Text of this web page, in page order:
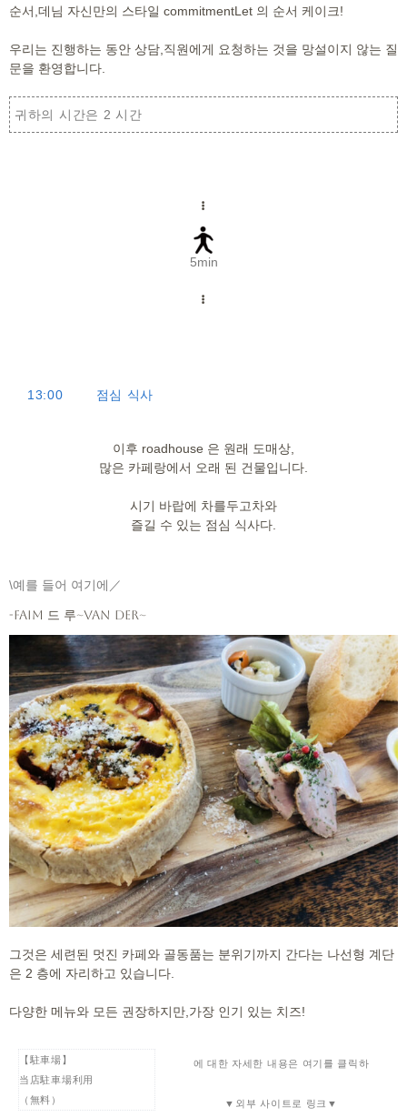
순서,데님 자신만의 스타일 commitmentLet 의 순서 케이크!
우리는 진행하는 동안 상담,직원에게 요청하는 것을 망설이지 않는 질
문을 환영합니다.
귀하의 시간은 2 시간
5min
13:00 점심 식사
이후 roadhouse 은 원래 도매상,
많은 카페랑에서 오래 된 건물입니다.
시기 바랍에 차를두고차와
즐길 수 있는 점심 식사다.
\예를 들어 여기에／
-faim 드 루~Van der~
그것은 세련된 멋진 카페와 골동품는 분위기까지 간다는 나선형 계단
은 2 층에 자리하고 있습니다.
다양한 메뉴와 모든 권장하지만,가장 인기 있는 치즈!
【駐車場】
当店駐車場利用
（無料）
에 대한 자세한 내용은 여기를 클릭하
▼외부 사이트로 링크▼